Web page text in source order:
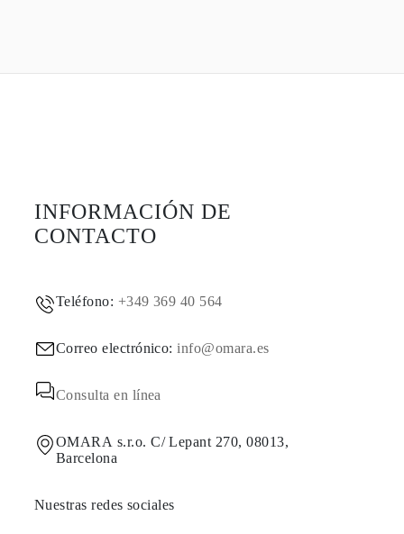
INFORMACIÓN DE
CONTACTO
Teléfono: +349 369 40 564
Correo electrónico:info@omara.es
Consulta en línea
OMARA s.r.o. C/ Lepant 270, 08013,
Barcelona
Nuestras redes sociales